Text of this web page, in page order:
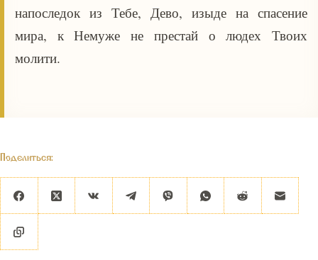
напоследок из Тебе, Дево, изыде на спасение
мира, к Немуже не престай о людех Твоих
молити.
Поделиться: